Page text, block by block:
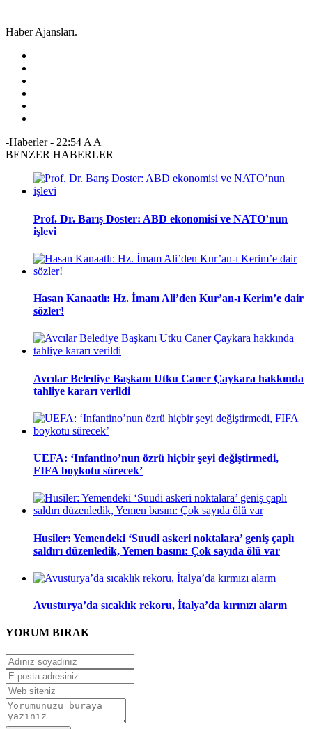
Haber Ajansları.
-Haberler- 22:54 A A
BENZER HABERLER
Prof. Dr. Barış Doster: ABD ekonomisi ve NATO’nun
işlevi
Hasan Kanaatlı: Hz. İmam Ali’den Kur’an-ı Kerim’e dair
sözler!
Avcılar Belediye Başkanı Utku Caner Çaykara hakkında
tahliye kararı verildi
UEFA: ‘Infantino’nun özrü hiçbir şeyi değiştirmedi,
FIFA boykotu sürecek’
Husiler: Yemendeki ‘Suudi askeri noktalara’ geniş çaplı
saldırı düzenledik, Yemen basını: Çok sayıda ölü var
Avusturya’da sıcaklık rekoru, İtalya’da kırmızı alarm
YORUM BIRAK